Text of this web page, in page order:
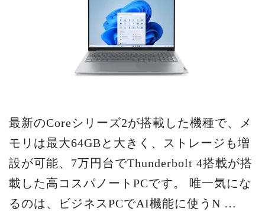
最新のCoreシリーズ2が搭載した機種で、メ
モリは最大64GBと大きく、ストレージも増
設が可能、7万円台でThunderbolt 4搭載が搭
載した高コスパノートPCです。 唯一気にな
るのは、ビジネスPCでAI機能に使うN …